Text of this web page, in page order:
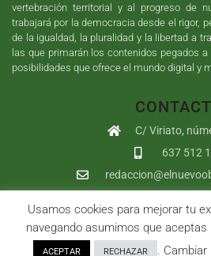
vertebración territorial y al progreso de
trabajará por la democracia desde el rigor,
de la igualdad, la pluralidad y la libertad a
las que primarán los contenidos pegados
posibilidades que ofrece el mundo digital y
C/ Viriato,
637 512
Copyright ©2026 El Nuevo Observador
yDesarrollo| All Rights Reserved |
Usamos cookies para mejorar tu
navegando asumimos que aceptas
ACEPTAR RECHAZAR .